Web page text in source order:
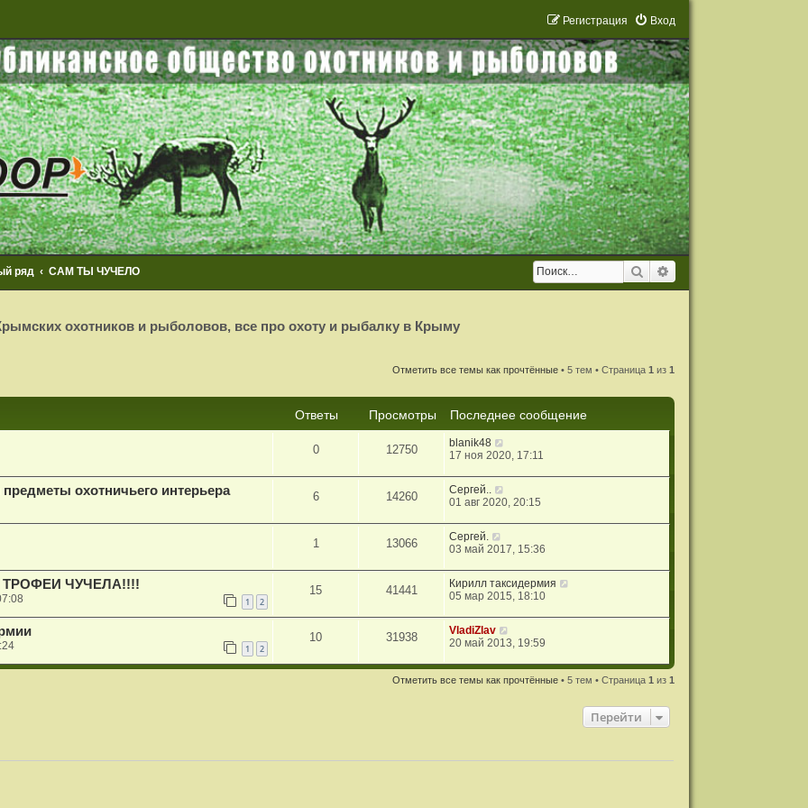
Вход
Регистрация
Поиск
ряд САМ ТЫ ЧУЧЕЛО
охотников и рыболовов, все про охоту и рыбалку в Крыму
Отметить все темы как прочтённые • 5 тем • Страница1 из1
Ответы Просмотры
Последнее сообщение
0 12750
blanik48
17 ноя 2020, 17:11
охотничьего интерьера 6 14260
Сергей..
01 авг 2020, 20:15
1 13066
Сергей.
03 май 2017, 15:36
ЧУЧЕЛА!!!!
1 2
15 41441
Кирилл таксидермия
05 мар 2015, 18:10
1 2
10 31938
VladiZlav
20 май 2013, 19:59
Отметить все темы как прочтённые • 5 тем • Страница1 из1
Перейти